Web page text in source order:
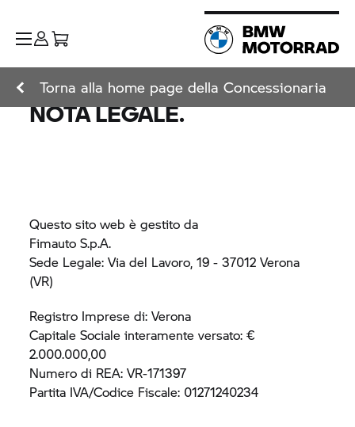
Torna alla home page della Concessionaria
NOTA LEGALE.
Questo sito web è gestito da
Fimauto S.p.A.
Sede Legale: Via del Lavoro, 19 - 37012 Verona
(VR)
Registro Imprese di: Verona
Capitale Sociale interamente versato: €
2.000.000,00
Numero di REA: VR-171397
Partita IVA/Codice Fiscale: 01271240234